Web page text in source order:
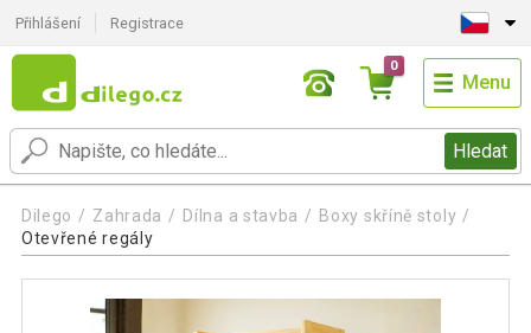
Přihlášení Registrace
Hledat
0
Menu
Dilego Zahrada Dílna a stavba
Boxy skříně stoly
Otevřené regály